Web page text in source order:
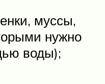
муссы,
нужно
воды);